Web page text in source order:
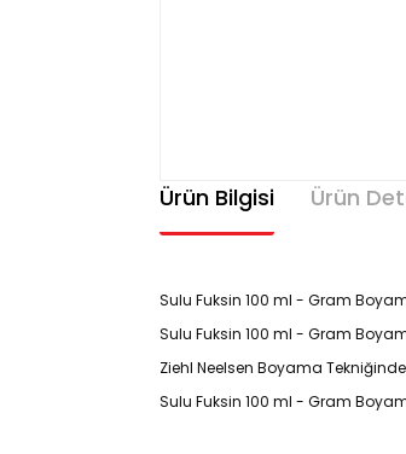
Ürün Bilgisi Ürün
Sulu Fuksin 100 ml - Gram
Sulu Fuksin 100 ml - Gram
Ziehl Neelsen Boyama
Sulu Fuksin 100 ml - Gram